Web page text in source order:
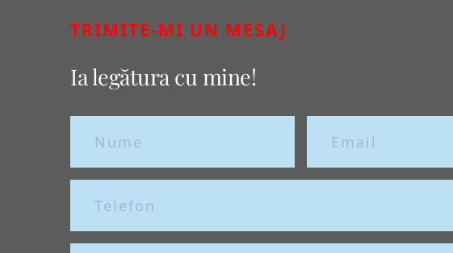
TRIMITE-MI UN MESAJ
Ia legătura cu mine!